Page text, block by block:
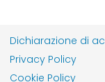
Dichiarazione di
Privacy Policy
Cookie Policy